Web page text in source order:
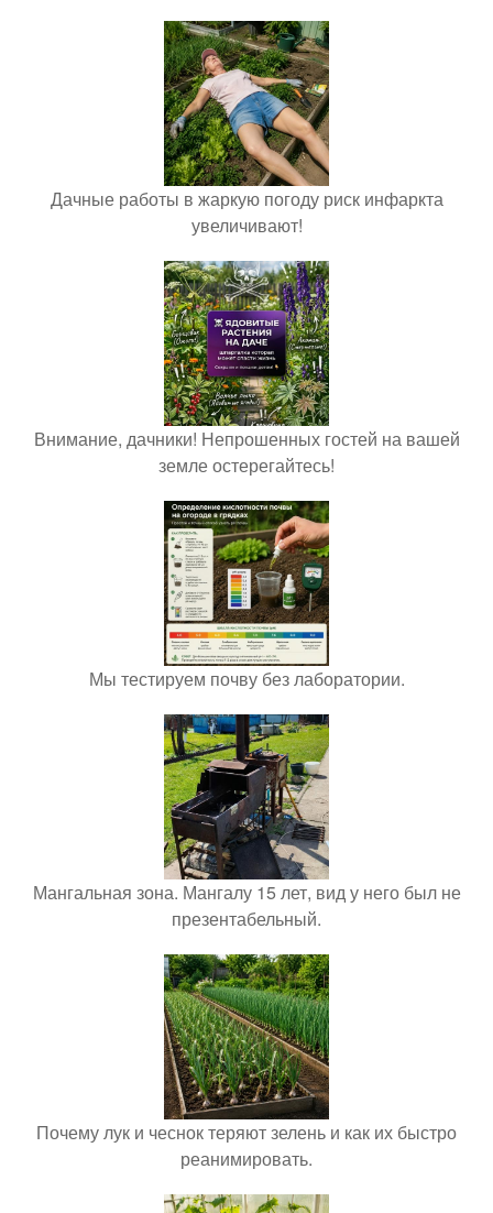
Дачные работы в жаркую погоду риск инфаркта
увеличивают!
Внимание, дачники! Непрошенных гостей на вашей
земле остерегайтесь!
Мы тестируем почву без лаборатории.
Мангальная зона. Мангалу 15 лет, вид у него был не
презентабельный.
Почему лук и чеснок теряют зелень и как их быстро
реанимировать.